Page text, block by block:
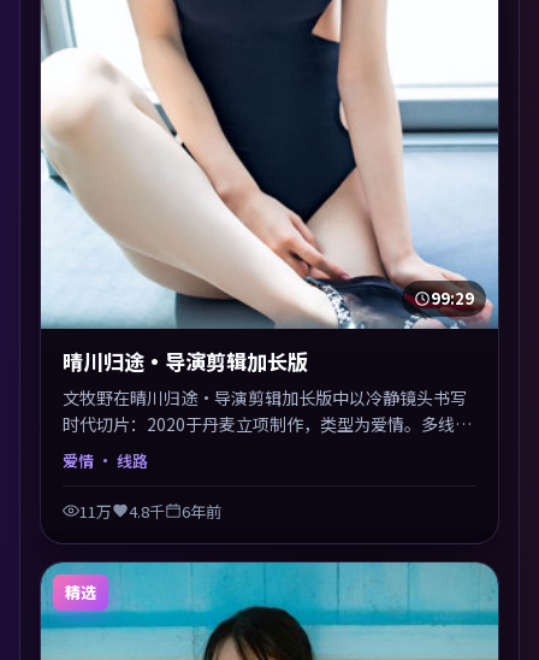
99:29
晴川归途·导演剪辑加长版
文牧野在晴川归途·导演剪辑加长版中以冷静镜头书写
时代切片：2020于丹麦立项制作，类型为爱情。多线叙
事交汇于终局，真相与救赎并行，适合喜欢细读表演的
影迷。摄影与配乐高度统一，城市夜景与内心戏互为镜
像。
爱情 · 线路
11万 4.8千 6年前
精选